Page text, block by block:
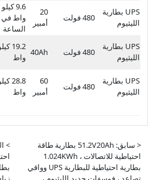
UPS بطارية
الليثيوم
480 فولت
20
أمبير
9.6 كيلو
واط في
الساعة
UPS بطارية
الليثيوم
480 فولت 40Ah
19.2
واط
UPS بطارية
الليثيوم
480 فولت
60
أمبير
28.8
واط
< سابق: 51.2V20Ah بطارية طاقة
احتياطية للاتصالات ، 1.024KWh
بطارية احتياطية للبطارية UPS وواقي